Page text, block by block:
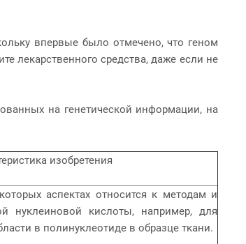
впервые было отмечено, что геном
лекарственного средства, даже если не
на генетической информации, на
изобретения
аспектах относится к методам и
нуклеиновой кислоты, например, для
в полинуклеотиде в образце ткани.